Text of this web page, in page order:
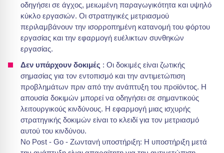
οδηγήσει σε άγχος, μειωμένη παραγωγικότητα και υψηλό
κύκλο εργασιών. Οι στρατηγικές μετριασμού
περιλαμβάνουν την ισορροπημένη κατανομή του φόρτου
εργασίας και την εφαρμογή ευέλικτων συνθηκών
εργασίας.
Δεν υπάρχουν δοκιμές : Οι δοκιμές είναι ζωτικής
σημασίας για τον εντοπισμό και την αντιμετώπιση
προβλημάτων πριν από την ανάπτυξη του προϊόντος. Η
απουσία δοκιμών μπορεί να οδηγήσει σε σημαντικούς
λειτουργικούς κινδύνους. Η εφαρμογή μιας ισχυρής
στρατηγικής δοκιμών είναι το κλειδί για τον μετριασμό
αυτού του κινδύνου.
No Post - Go - Ζωντανή υποστήριξη: Η υποστήριξη μετά